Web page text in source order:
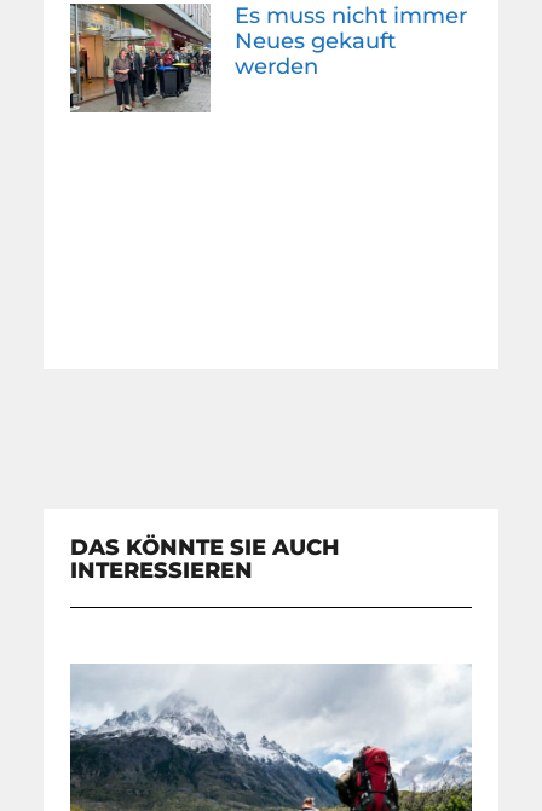
Es muss nicht immer
Neues gekauft
werden
DAS KÖNNTE SIE AUCH
INTERESSIEREN